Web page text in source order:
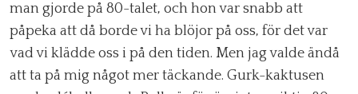
man gjorde på 80-talet, och hon var snabb att
påpeka att då borde vi ha blöjor på oss, för det var
vad vi klädde oss i på den tiden. Men jag valde ändå
att ta på mig något mer täckande. Gurk-kaktusen